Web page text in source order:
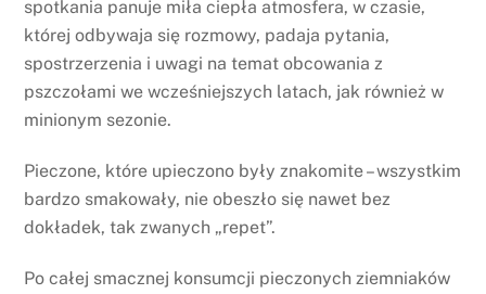
spotkania panuje miła ciepła atmosfera, w czasie,
której odbywaja się rozmowy, padaja pytania,
spostrzerzenia i uwagi na temat obcowania z
pszczołami we wcześniejszych latach, jak również w
minionym sezonie.
Pieczone, które upieczono były znakomite – wszystkim
bardzo smakowały, nie obeszło się nawet bez
dokładek, tak zwanych „repet”.
Po całej smacznej konsumcji pieczonych ziemniaków